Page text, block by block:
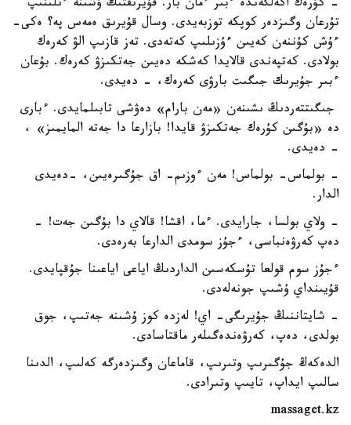
- كۇرەك اكەلگەندە ءبىر ءمان بار. قۇيرىقتىڭ ۇشىنە ءىلىنىپ
تۇرعان وگىزدەر كوپكە توزبەيدى. وسال قۇيرىق ەمەس پە؟ ەكى-
ءۇش كۇننەن كەيىن ءۇزىلىپ كەتەدى. تەز قازىپ الۋ كەرەك
بولادى. كەتپەندى قالايدا كەشكە دەيىن جەتكىزۋ كەرەك. بۇعان
ءبىر جۇيرىك جىگىت بارۋى كەرەك، - دەيدى.
جىگىتتەردىڭ ىشىنەن «مەن بارام» دەۋشى تابىلمايدى. ءبارى
دە «بۇگىن كۇرەك جەتكىزۋ قايدا! بازارعا دا جەتە المايمىز» ،
- دەيدى.
- بولماس- بولماس! مەن ءوزىم- اق جۇگىرەيىن، -دەيدى
الدار.
- ولاي بولسا، جارايدى. ءما، اقشا! قالاي دا بۇگىن جەت! -
دەپ كەرۋەنباسى، ءجۇز سومدى الدارعا بەرەدى.
ءجۇز سوم قولعا تۇسكەسىن الداردىڭ اياعى اياعىنا جۇقپايدى.
قۇيىنداي ۇشىپ جونەلەدى.
- شايتاننىڭ جۇيرىگى- اي! لەزدە كوز ۇشىنە جەتىپ، جوق
بولدى، دەپ، كەرۋەندەگىلەر ماقتاسادى.
الدەكەڭ جۇگىرىپ وتىرىپ، قاماعان وگىزدەرگە كەلىپ، الدىنا
سالىپ ايداپ، تايىپ وتىرادى.
massaget.kz